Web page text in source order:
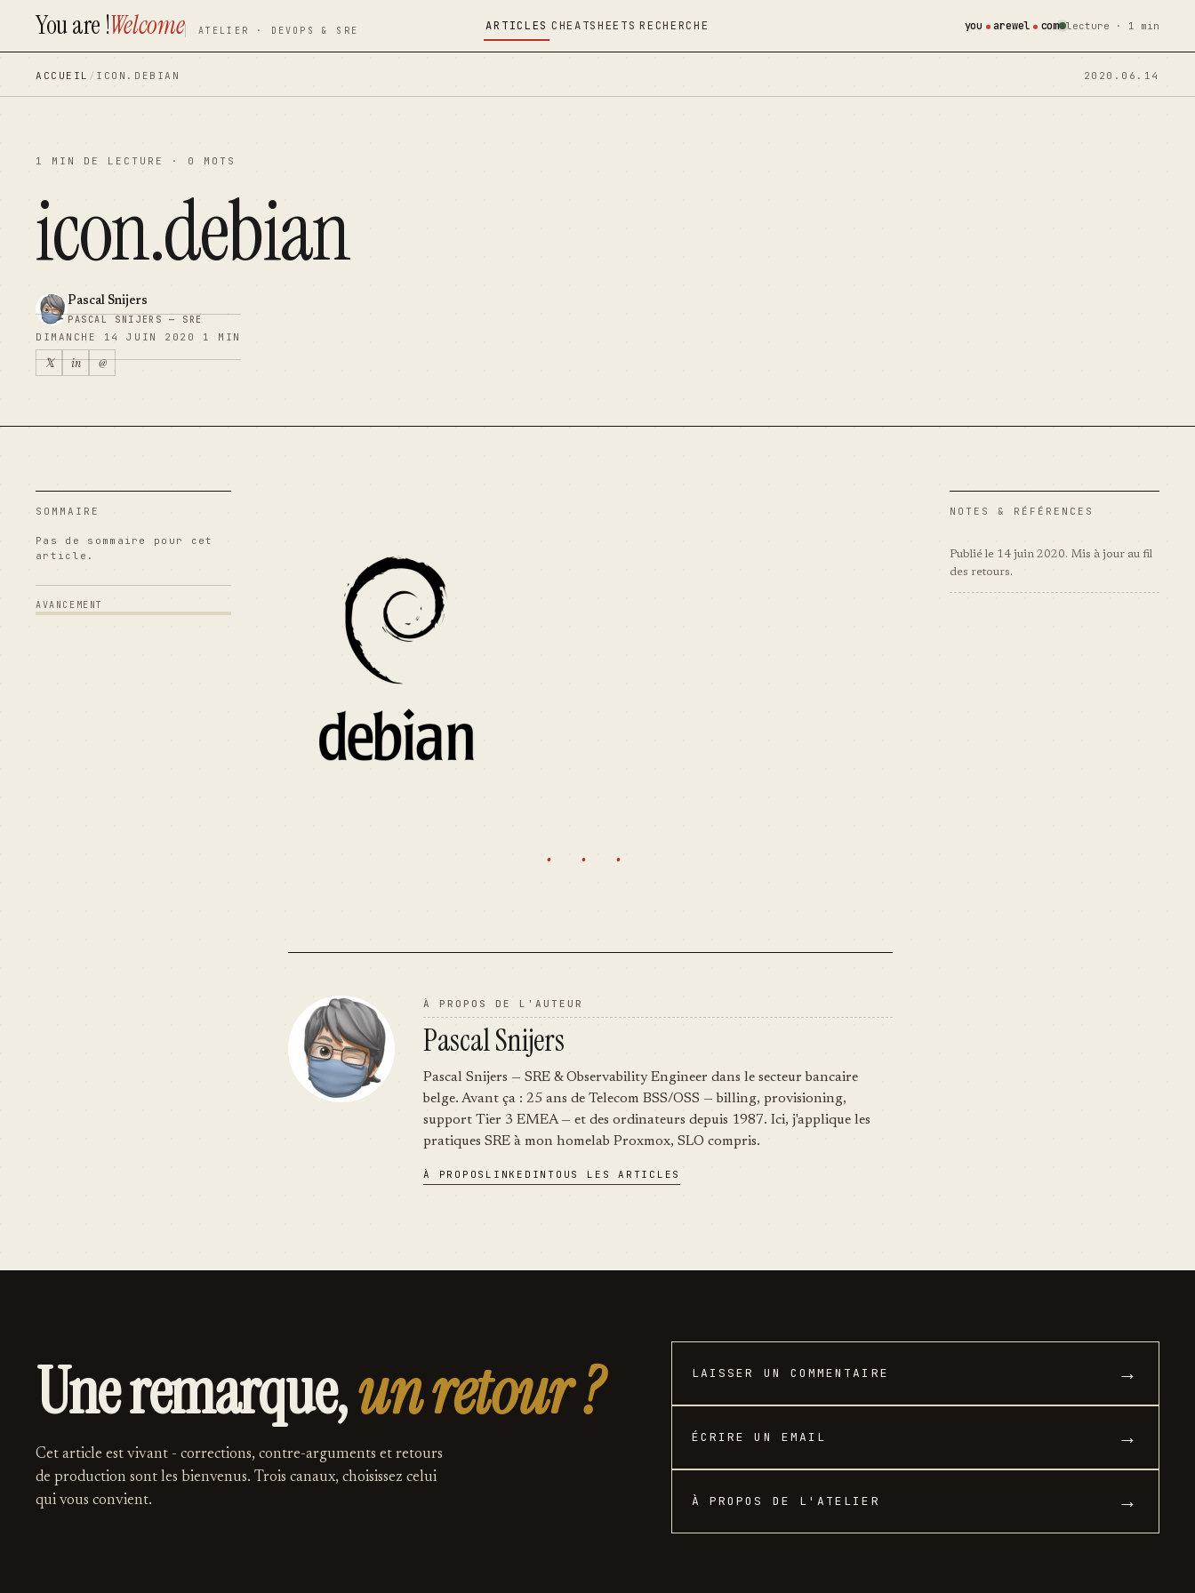
contenu
principal
contenu
principal
You are !Welcome ATELIER · DEVOPS & SRE ARTICLES CHEATSHEETS RECHERCHE you arewel com lecture · 1 min
ACCUEIL / ICON.DEBIAN 2020.06.14
1 MIN DE LECTURE · 0 MOTS
icon.debian
Pascal Snijers
PASCAL SNIJERS — SRE
DIMANCHE 14 JUIN 2020 1 MIN
𝕏 in @
SOMMAIRE
Pas de sommaire pour cet
article.
AVANCEMENT
· · ·
À PROPOS DE L'AUTEUR
Pascal Snijers
Pascal Snijers — SRE & Observability Engineer dans le secteur bancaire
belge. Avant ça : 25 ans de Telecom BSS/OSS — billing, provisioning,
support Tier 3 EMEA — et des ordinateurs depuis 1987. Ici, j'applique les
pratiques SRE à mon homelab Proxmox, SLO compris.
À PROPOS LINKEDINTOUS LES ARTICLES
NOTES & RÉFÉRENCES
Publié le 14 juin 2020. Mis à jour au fil
des retours.
Une remarque,un retour ?
Cet article est vivant - corrections, contre-arguments et retours
de production sont les bienvenus. Trois canaux, choisissez celui
qui vous convient.
LAISSER UN COMMENTAIRE →
ÉCRIRE UN EMAIL →
À PROPOS DE L'ATELIER →